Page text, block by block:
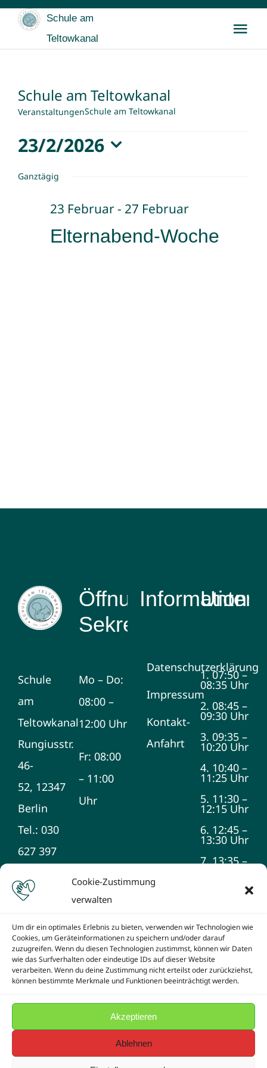
Cookie-Zustimmung
verwalten
Um dir ein optimales Erlebnis zu bieten, verwenden wir Technologien wie
Cookies, um Geräteinformationen zu speichern und/oder darauf
zuzugreifen. Wenn du diesen Technologien zustimmst, können wir Daten
wie das Surfverhalten oder eindeutige IDs auf dieser Website
verarbeiten. Wenn du deine Zustimmung nicht erteilst oder zurückziehst,
können bestimmte Merkmale und Funktionen beeinträchtigt werden.
Akzeptieren
Ablehnen
Zum
Inhalt
Schule am
Teltowkanal
Für SchülerInnen
Für Eltern
Schule am Teltowkanal
VeranstaltungenSchule am Teltowkanal
Veranstaltungen
für
Februar,
2026
23/2/2026
Datum
wählen.
Ganztägig
Elternabend-Woche
23 Februar- 27 Februar
Schule
am
Teltowkanal
Rungiusstr.
46-
52, 12347
Berlin
Tel.: 030
627 397
Öffnungszeiten
Sekretariat
Mo – Do:
08:00 –
12:00 Uhr
Fr: 08:00
– 11:00
Uhr
Information
Datenschutzerklärung
Impressum
Kontakt-
Anfahrt
1. 07:50 –
08:35 Uhr
2. 08:45 –
09:30 Uhr
3. 09:35 –
10:20 Uhr
4. 10:40 –
11:25 Uhr
5. 11:30 –
12:15 Uhr
6. 12:45 –
13:30 Uhr
7. 13:35 –
8. 14:25 –
9. 15:15 –
16:00 Uhr
SJB-Netzwerk e.V.powered by